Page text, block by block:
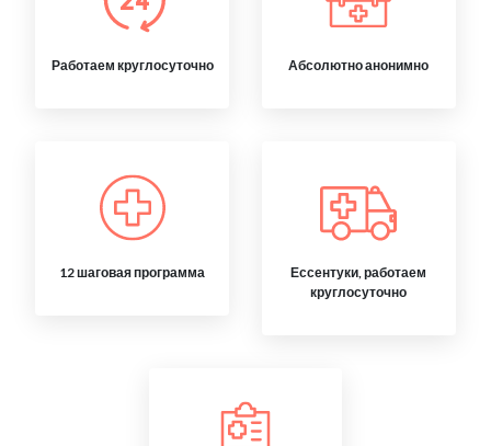
Работаем круглосуточно Абсолютно анонимно
12 шаговая программа
Ессентуки, работаем
круглосуточно